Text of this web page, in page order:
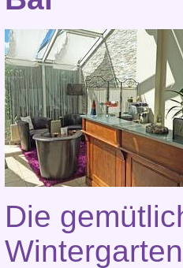
Die